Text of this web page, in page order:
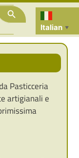
Button
Italian ▼
Pasticceria
artigianali e